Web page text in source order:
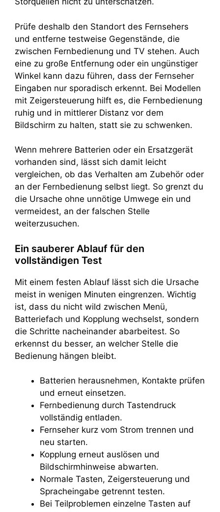
Prüfe deshalb den Standort des Fernsehers
und entferne testweise Gegenstände, die
zwischen Fernbedienung und TV stehen. Auch
eine zu große Entfernung oder ein ungünstiger
Winkel kann dazu führen, dass der Fernseher
Eingaben nur sporadisch erkennt. Bei Modellen
mit Zeigersteuerung hilft es, die Fernbedienung
ruhig und in mittlerer Distanz vor dem
Bildschirm zu halten, statt sie zu schwenken.
Wenn mehrere Batterien oder ein Ersatzgerät
vorhanden sind, lässt sich damit leicht
vergleichen, ob das Verhalten am Zubehör oder
an der Fernbedienung selbst liegt. So grenzt du
die Ursache ohne unnötige Umwege ein und
vermeidest, an der falschen Stelle
weiterzusuchen.
Ein sauberer Ablauf für den
vollständigen Test
Mit einem festen Ablauf lässt sich die Ursache
meist in wenigen Minuten eingrenzen. Wichtig
ist, dass du nicht wild zwischen Menü,
Batteriefach und Kopplung wechselst, sondern
die Schritte nacheinander abarbeitest. So
erkennst du besser, an welcher Stelle die
Bedienung hängen bleibt.
Batterien herausnehmen, Kontakte prüfen
und erneut einsetzen.
Fernbedienung durch Tastendruck
vollständig entladen.
Fernseher kurz vom Strom trennen und
neu starten.
Kopplung erneut auslösen und
Bildschirmhinweise abwarten.
Normale Tasten, Zeigersteuerung und
Spracheingabe getrennt testen.
Bei Teilproblemen einzelne Tasten auf